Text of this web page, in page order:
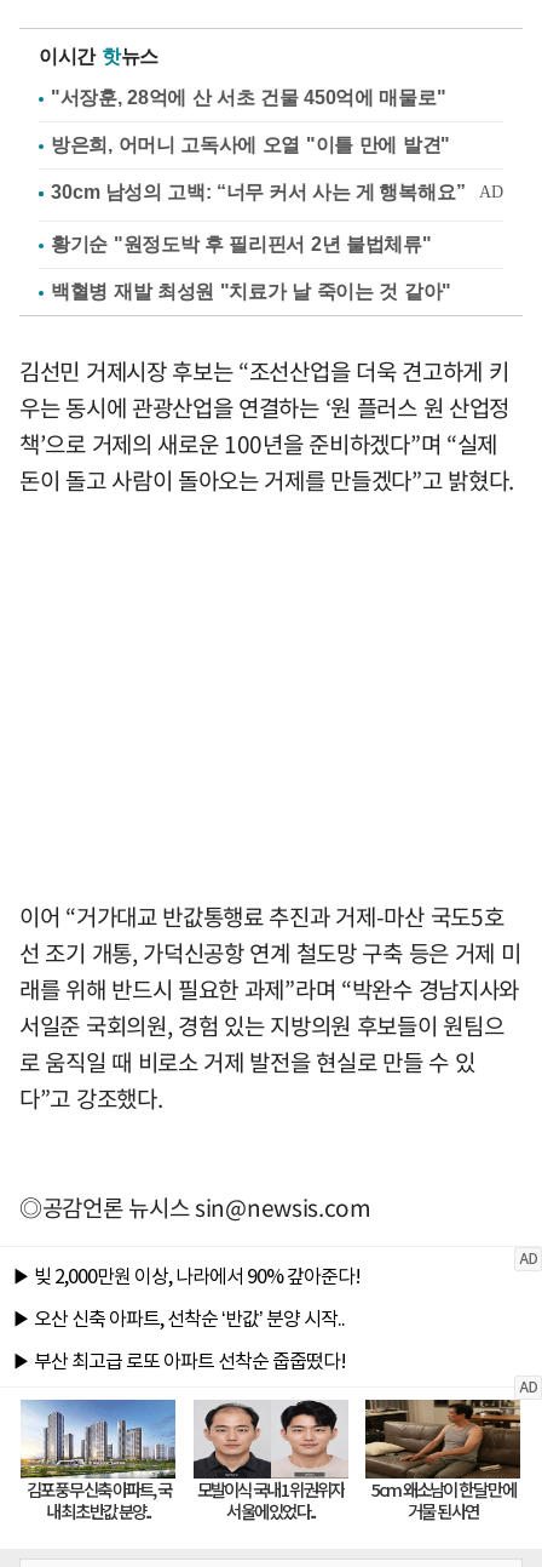
이시간 핫뉴스
"서장훈, 28억에 산 서초 건물 450억에 매물로"
방은희, 어머니 고독사에 오열 "이틀 만에 발견"
황기순 "원정도박 후 필리핀서 2년 불법체류"
백혈병 재발 최성원 "치료가 날 죽이는 것 같아"
김선민 거제시장 후보는 “조선산업을 더욱 견고하게 키
우는 동시에 관광산업을 연결하는 ‘원 플러스 원 산업정
책’으로 거제의 새로운 100년을 준비하겠다”며 “실제
돈이 돌고 사람이 돌아오는 거제를 만들겠다”고 밝혔다.
이어 “거가대교 반값통행료 추진과 거제-마산 국도5호
선 조기 개통, 가덕신공항 연계 철도망 구축 등은 거제 미
래를 위해 반드시 필요한 과제”라며 “박완수 경남지사와
서일준 국회의원, 경험 있는 지방의원 후보들이 원팀으
로 움직일 때 비로소 거제 발전을 현실로 만들 수 있
다”고 강조했다.
◎공감언론 뉴시스sin@newsis.com